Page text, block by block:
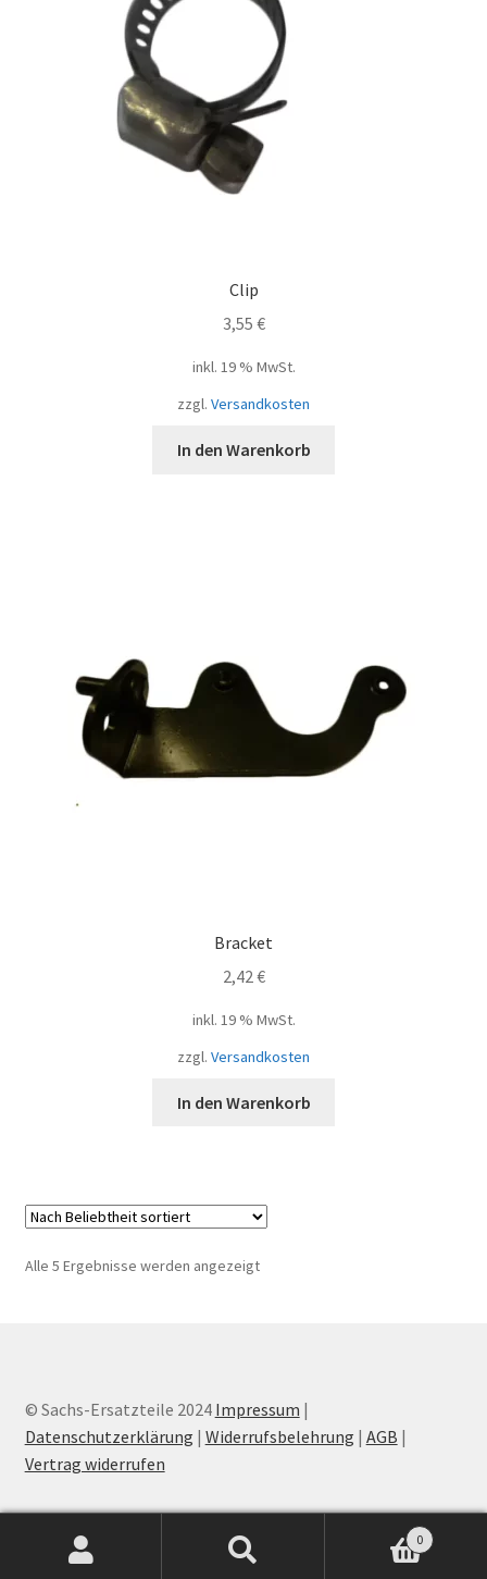
Clip
3,55 €
inkl. 19 % MwSt.
zzgl. Versandkosten
In den Warenkorb
Bracket
2,42 €
inkl. 19 % MwSt.
zzgl. Versandkosten
In den Warenkorb
Alle 5 Ergebnisse werden angezeigtNach
© Sachs-Ersatzteile 2024 Impressum |
Datenschutzerklärung | Widerrufsbelehrung | AGB |
Vertrag widerrufen
0